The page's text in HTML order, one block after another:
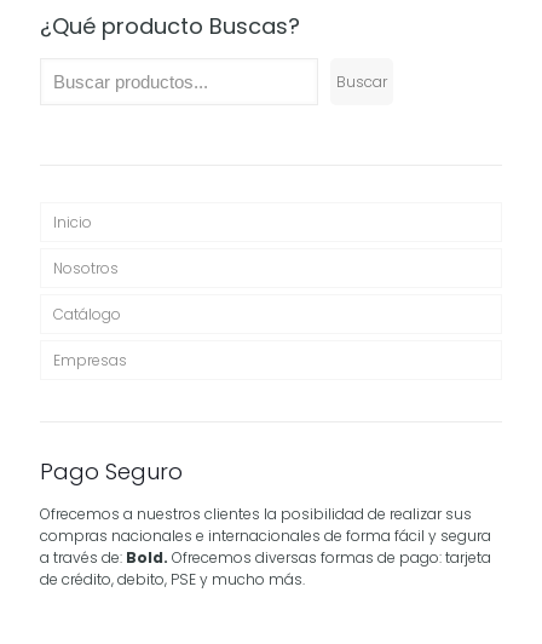
$64,900
¿Qué producto Buscas?
Buscar
Inicio
Nosotros
Catálogo
Empresas
Pago Seguro
Ofrecemos a nuestros clientes la posibilidad de realizar sus
compras nacionales e internacionales de forma fácil y segura
a través de: Bold. Ofrecemos diversas formas de pago: tarjeta
de crédito, debito, PSE y mucho más.